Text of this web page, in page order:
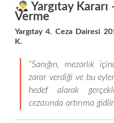
Yargıtay
Verme
Yargıtay 4. Ceza Dairesi
K.
“Sanığın, mezarlık
zarar verdiği ve bu
hedef alarak
cezasında artırıma